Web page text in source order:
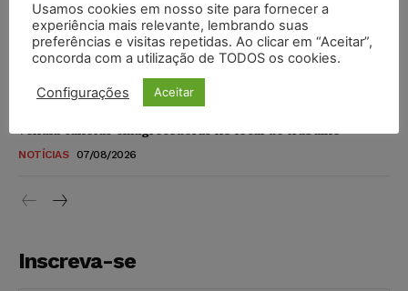
STF amplia isenção de IBS e CBS na compra de veículos
novos para pessoas com deficiência e autistas de todos os
níveis
vendia canetas emagrecedoras no local de trabalho
NOTÍCIAS 07/08/2026
Inscreva-se
Usamos cookies em nosso site para fornecer a
experiência mais relevante, lembrando suas
preferências e visitas repetidas. Ao clicar em “Aceitar”,
concorda com a utilização de TODOS os cookies.
Configurações Aceitar